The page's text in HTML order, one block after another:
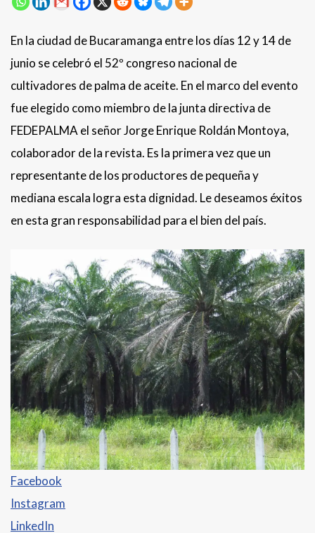
En la ciudad de Bucaramanga entre los días 12 y 14 de
junio se celebró el 52º congreso nacional de
cultivadores de palma de aceite. En el marco del evento
fue elegido como miembro de la junta directiva de
FEDEPALMA el señor Jorge Enrique Roldán Montoya,
colaborador de la revista. Es la primera vez que un
representante de los productores de pequeña y
mediana escala logra esta dignidad. Le deseamos éxitos
en esta gran responsabilidad para el bien del país.
Facebook
Instagram
LinkedIn